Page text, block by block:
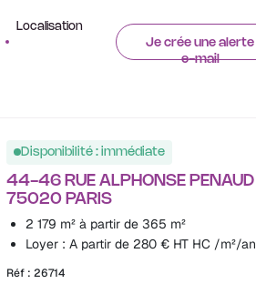
Localisation
Je crée une alerte
e-mail
Disponibilité : immédiate
44-46 RUE ALPHONSE PENAUD
75020 PARIS
2 179 m² à partir de 365 m²
Loyer : A partir de 280 € HT HC /m²/an
Réf : 26714